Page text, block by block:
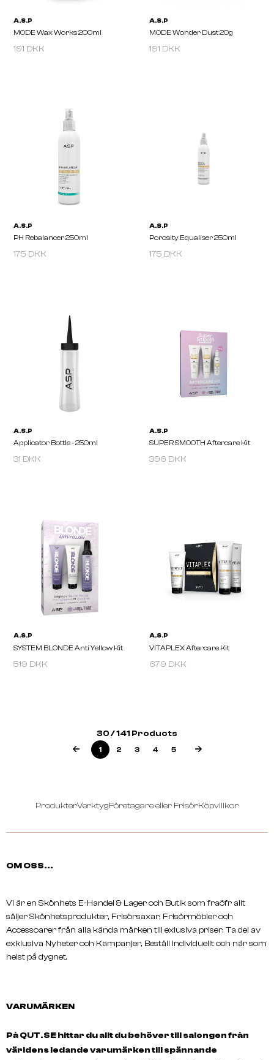
MODE Salt Spray 250ml MODE Smoothie 250ml
MODE Tough Stuff 125ml
A.S.P
MODE Volume Lotion
191 DKK 191 DKK
PH Rebalancer 250ml
175 DKK 175 DKK
31 DKK 396 DKK
519 DKK 679 DKK
30 / 141 Products
1 2 3 4 5
ProdukterVerktygFöretagare eller FrisörKöpvillkor
OM OSS...
Vi är en Skönhets E-Handel & Lager och Butik som fraöfr allt
säljer Skönhetsprodukter, Frisörsaxar, Frisörmöbler och
Accessoarer från alla kända märken till exlusiva priser. Ta del av
exklusiva Nyheter och Kampanjer, Beställ individuellt och när som
helst på dygnet.
VARUMÄRKEN
På QUT.SE hittar du allt du behöver till salongen från
världens ledande varumärken till spännande